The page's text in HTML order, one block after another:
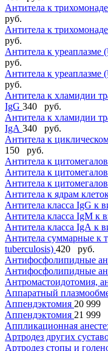
Антитела к
руб.
Антитела к
руб.
Антитела к
руб.
Антитела к
руб.
Антитела к хламидии
IgG 340 руб.
Антитела к хламидии
IgА 340 руб.
Антитела к
150 руб.
Антитела к
Антитела к
Антитела к
Антитела к ядрам
Антитела класса IgG к
Антитела класса IgM к
Антитела класса IgА к
Антитела суммарные к
tuberculosis) 420 руб.
Антифосфолипидные
Антифосфолипидные
Антромастоидотомия,
Аппаратный
Аппендэктомия 20 999
Аппендэктомия 21 999
Аппликационная
Артродез других
Артродез стопы и